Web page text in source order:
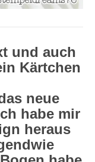
und auch
Kärtchen
neue
habe mir
heraus